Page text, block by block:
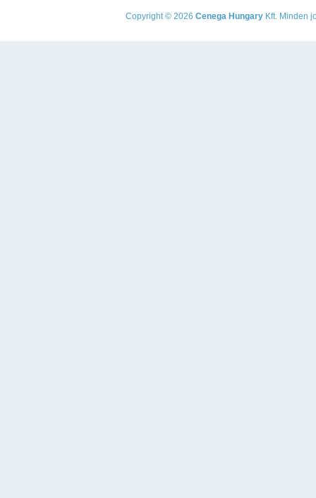
Copyright © 2026 Cenega Hungary Kft. Minden